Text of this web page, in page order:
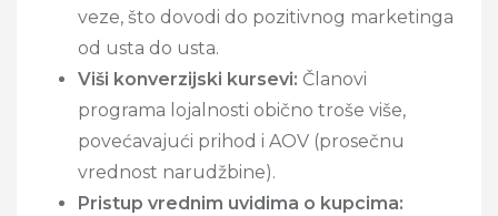
veze, što dovodi do pozitivnog marketinga
od usta do usta.
Viši konverzijski kursevi: Članovi
programa lojalnosti obično troše više,
povećavajući prihod i AOV (prosečnu
vrednost narudžbine).
Pristup vrednim uvidima o kupcima: